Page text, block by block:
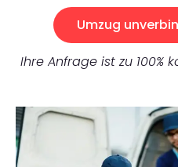
Umzug
Ihre Anfrage ist zu 100%